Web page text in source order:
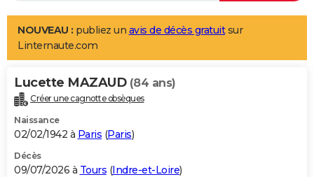
LIFESTYLE
Art de vivre
Bien-être
Loisirs
Mode
Modes de vie
Alimentation
Guide de la santé
Maladies
Médicaments
Sommeil
VOYAGE
Destinations
City break
Voyage nature
Voyage de noces
Forum
Climat
+PHOTO
GUIDES D'ACHAT
BONS PLANS
NOUVEAU : publiez un avis de décès gratuitsur
Linternaute.com
Lucette MAZAUD (84 ans)
Créer une cagnotte obsèques
Naissance
02/02/1942 à Paris (Paris)
Décès
09/07/2026 à Tours (Indre-et-Loire)